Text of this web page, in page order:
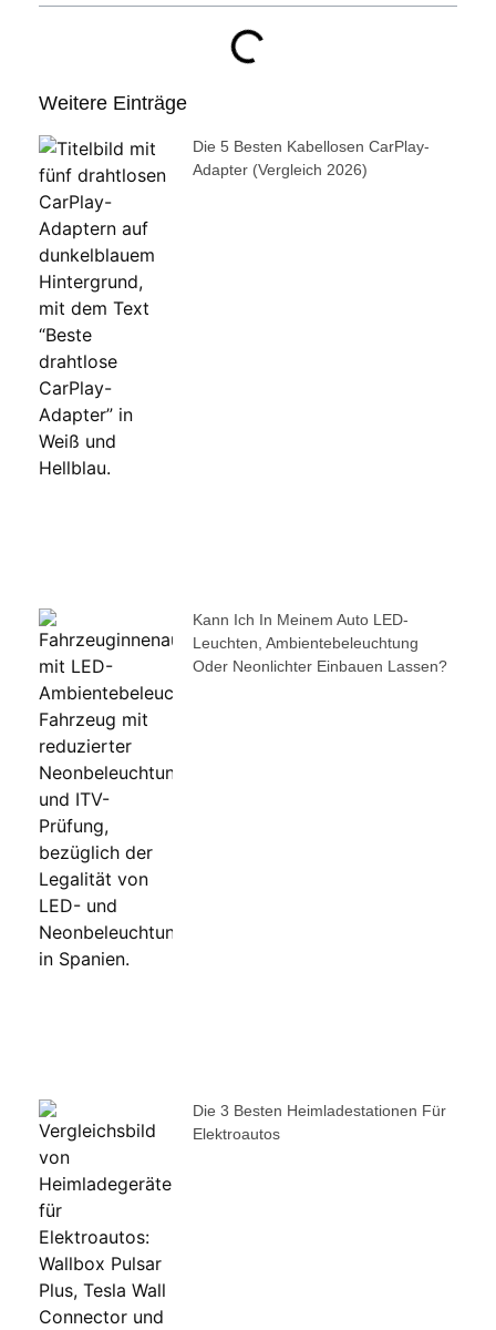
Weitere Einträge
Die 5 Besten Kabellosen CarPlay-
Adapter (Vergleich 2026)
Kann Ich In Meinem Auto LED-
Leuchten, Ambientebeleuchtung
Oder Neonlichter Einbauen Lassen?
Die 3 Besten Heimladestationen Für
Elektroautos